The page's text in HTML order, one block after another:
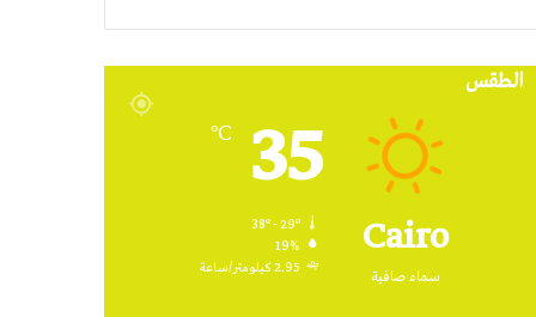
الطقس
Cairo
سماء صافية
35
℃
19%
2.95 كيلومتر/ساعة